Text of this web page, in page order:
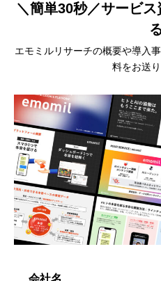
＼簡単30秒／サービ
エモミルリサーチの概要や導入
料をお送り